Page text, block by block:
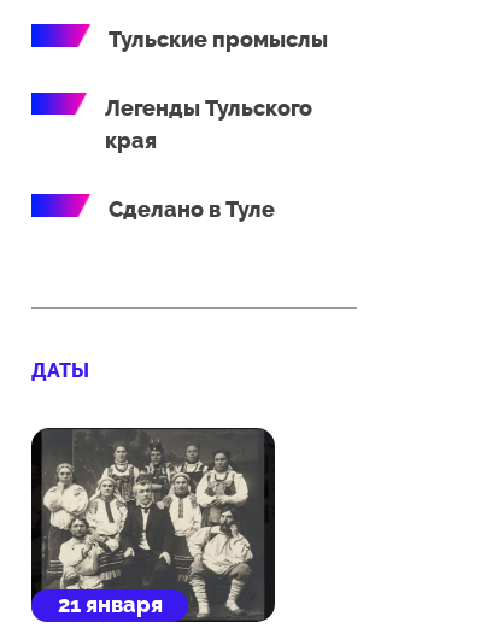
Тульские промыслы
Легенды Тульского
края
Сделано в Туле
ДАТЫ
21 января